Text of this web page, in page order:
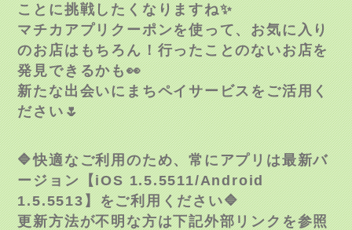
ことに挑戦したくなりますね✨
マチカアプリクーポンを使って、お気に入り
のお店はもちろん！行ったことのないお店を
発見できるかも👀
新たな出会いにまちペイサービスをご活用く
ださい🌷
🔷快適なご利用のため、常にアプリは最新バ
ージョン【iOS 1.5.5511/Android
1.5.5513】をご利用ください🔷
更新方法が不明な方は下記外部リンクを参照